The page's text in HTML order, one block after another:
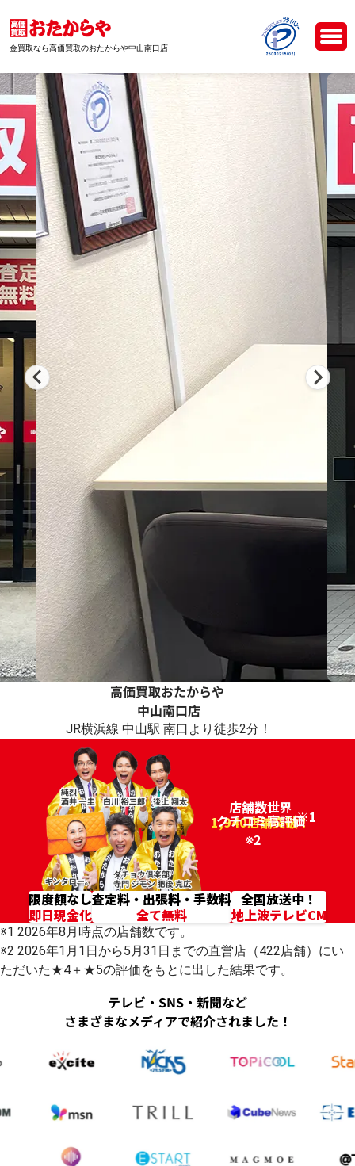
金買取なら高価買取のおたからや中山南口店
高価買取おたからや
中山南口店
JR横浜線 中山駅 南口より徒歩2分！
店舗数世界
1,940店舗突破！
※1
クチコミ高評価
96.2%
※2
限度額なし
即日現金化
査定料・出張料・手数料
全て無料
全国放送中！
地上波テレビCM
※1 2026年8月時点の店舗数です。
※2 2026年1月1日から5月31日までの直営店（422店舗）にい
ただいた★4＋★5の評価をもとに出した結果です。
テレビ・SNS・新聞など
さまざまなメディアで紹介されました！